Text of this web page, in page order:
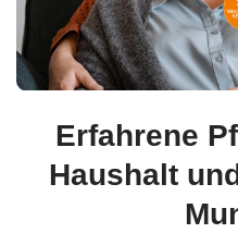
Erfahrene
Haushalt